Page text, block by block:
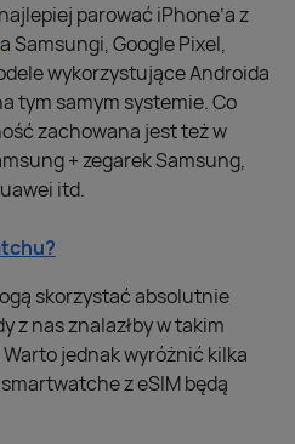
parować iPhone’a z
Samsungi, Google Pixel,
wykorzystujące Androida
tym samym systemie. Co
zachowana jest też w
+ zegarek Samsung,
itd.
skorzystać absolutnie
z nas znalazłby w takim
jednak wyróżnić kilka
z eSIM będą